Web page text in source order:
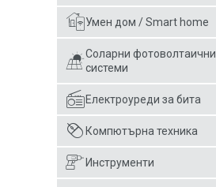
Умен дом / Smart home
Соларни фотоволтаични
системи
Електроуреди за бита
Компютърна техника
Инструменти